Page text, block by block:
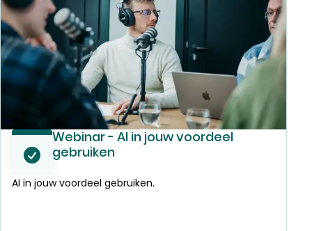
Webinar - AI in jouw voordeel
gebruiken
AI in jouw voordeel gebruiken.